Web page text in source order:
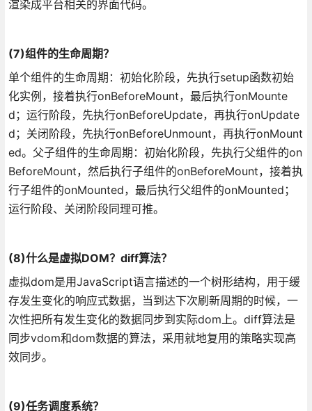
渲染成平台相关的界面代码。
(7)组件的生命周期？
单个组件的生命周期：初始化阶段，先执行setup函数初始
化实例，接着执行onBeforeMount，最后执行onMounte
d；运行阶段，先执行onBeforeUpdate，再执行onUpdate
d；关闭阶段，先执行onBeforeUnmount，再执行onMount
ed。 父子组件的生命周期：初始化阶段，先执行父组件的on
BeforeMount，然后执行子组件的onBeforeMount，接着执
行子组件的onMounted，最后执行父组件的onMounted；
运行阶段、关闭阶段同理可推。
(8)什么是虚拟DOM？diff算法？
虚拟dom是用JavaScript语言描述的一个树形结构，用于缓
存发生变化的响应式数据，当到达下次刷新周期的时候，一
次性把所有发生变化的数据同步到实际dom上。diff算法是
同步vdom和dom数据的算法，采用就地复用的策略实现高
效同步。
(9)任务调度系统？